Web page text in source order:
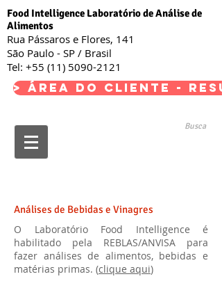
Food Intelligence Laboratório de Análise de
Alimentos
Rua Pássaros e Flores, 141
São Paulo - SP / Brasil
Tel: +55 (11) 5090-2121
> Área do Cliente -
Busca
Análises de Bebidas e Vinagres
O Laboratório Food Intelligence é
habilitado pela REBLAS/ANVISA para
fazer análises de alimentos, bebidas e
matérias primas. (clique aqui)